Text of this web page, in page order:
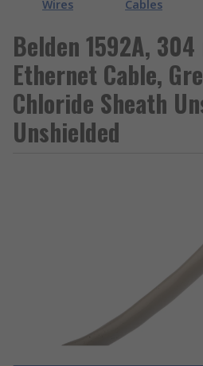
Wires
Cables
Belden 1592A,
Ethernet Cable,
Chloride Sheath
Unshielded